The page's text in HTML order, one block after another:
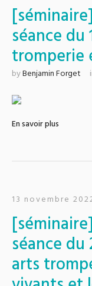
séance du
tromperie
byBenjamin Forget
En savoir plus
13 novembre
séance du
arts